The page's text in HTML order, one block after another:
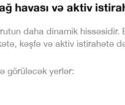
havası və aktiv
daha dinamik hissəsidir.
kəşfə və aktiv istirahətə
görüləcək yerlər: